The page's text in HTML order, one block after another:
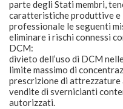
parte degli Stati membri,
caratteristiche produttive e
professionale le seguenti
eliminare i rischi connessi
DCM:
divieto dell’uso di DCM
limite massimo di
prescrizione di attrezzature
vendite di svernicianti
autorizzati.